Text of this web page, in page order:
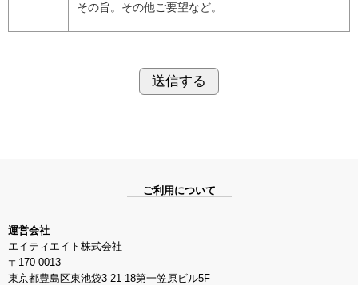
その旨。その他ご要望など。
ご利用について
運営会社
エイティエイト株式会社
〒170-0013
東京都豊島区東池袋3-21-18第一笠原ビル5F